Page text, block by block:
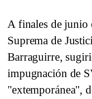
A finales de junio
Suprema de
Barraguirre,
impugnación de
"extemporánea",